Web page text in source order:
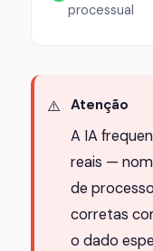
processual
Atenção
A IA
reais —
de
corretas
o dado